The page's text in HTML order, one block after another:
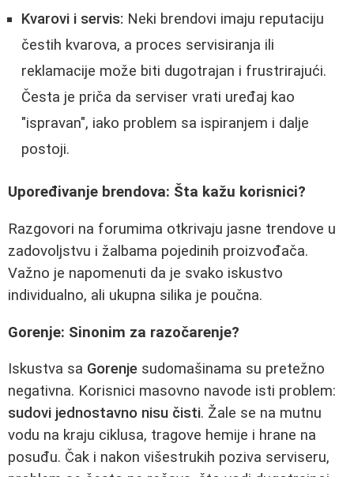
Kvarovi i servis: Neki brendovi imaju reputaciju
čestih kvarova, a proces servisiranja ili
reklamacije može biti dugotrajan i frustrirajući.
Česta je priča da serviser vrati uređaj kao
"ispravan", iako problem sa ispiranjem i dalje
postoji.
Upoređivanje brendova: Šta kažu korisnici?
Razgovori na forumima otkrivaju jasne trendove u
zadovoljstvu i žalbama pojedinih proizvođača.
Važno je napomenuti da je svako iskustvo
individualno, ali ukupna silika je poučna.
Gorenje: Sinonim za razočarenje?
Iskustva sa Gorenje sudomašinama su pretežno
negativna. Korisnici masovno navode isti problem:
sudovi jednostavno nisu čisti. Žale se na mutnu
vodu na kraju ciklusa, tragove hemije i hrane na
posuđu. Čak i nakon višestrukih poziva serviseru,